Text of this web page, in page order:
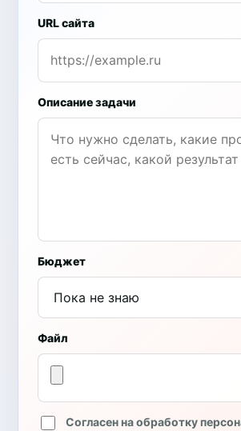
URL сайта
Описание задачи
Бюджет
Файл
Согласен на обработку